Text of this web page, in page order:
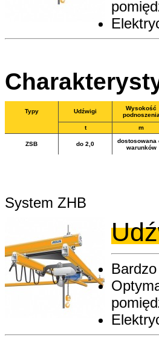
Typy Udźwigi
Wysokość
podnoszenia
t
m
ZSB do 2,0
dostosowana
warunków
System ZHB